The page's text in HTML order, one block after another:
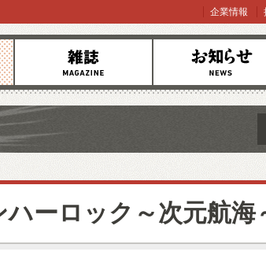
雑誌 お知らせ
企業情報
ーロック～次元航海